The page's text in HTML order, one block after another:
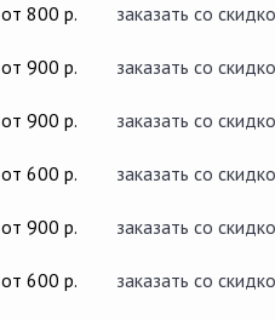
от 800 р. заказать со
от 900 р. заказать со
от 900 р. заказать со
от 600 р. заказать со
от 900 р. заказать со
от 600 р. заказать со